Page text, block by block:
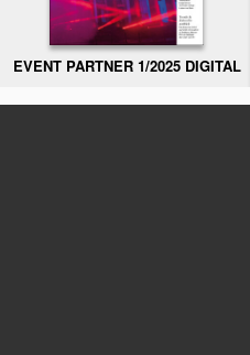
EVENT PARTNER 1/2025 DIGITAL